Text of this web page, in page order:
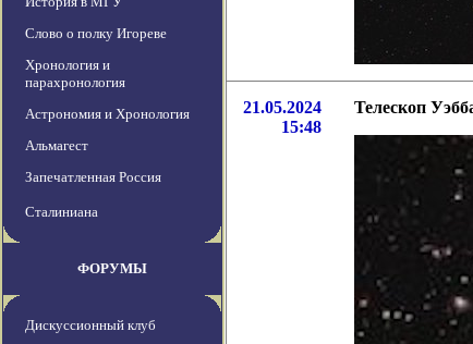
Слово о полку Игореве
Хронология и
парахронология
Астрономия и Хронология
Альмагест
Запечатленная Россия
Сталиниана
ФОРУМЫ
Дискуссионный клуб
21.05.2024
15:48
Телескоп